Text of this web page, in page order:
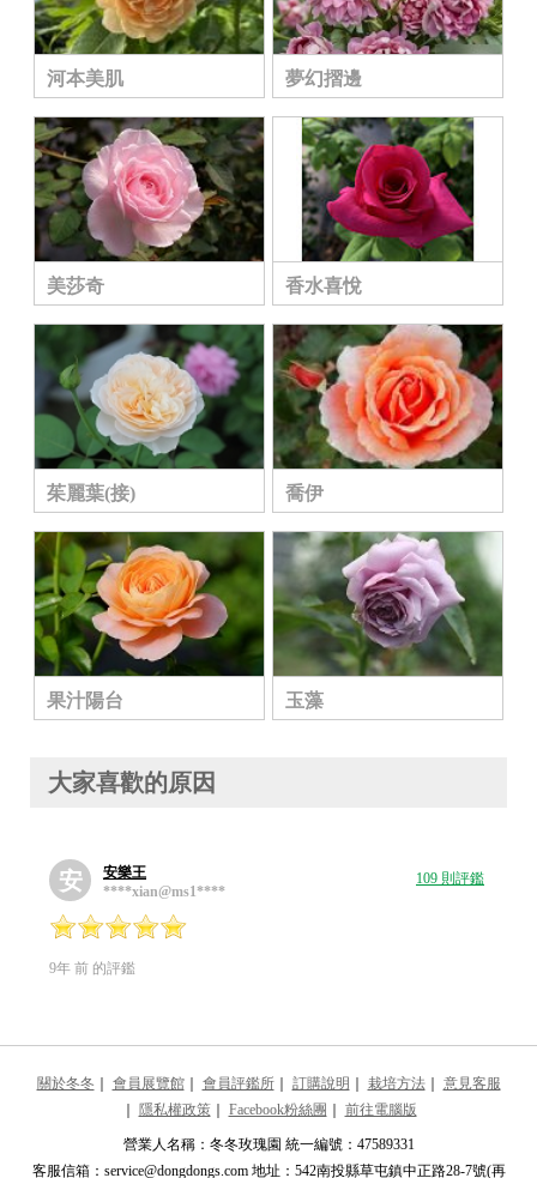
河本美肌 夢幻摺邊
美莎奇 香水喜悅
茱麗葉(接) 喬伊
果汁陽台 玉藻
大家喜歡的原因
安
安樂王
****xian@ms1****
109 則評鑑
9年 前 的評鑑
關於冬冬 ｜ 會員展覽館｜ 會員評鑑所｜ 訂購說明 ｜ 栽培方法｜ 意見客服
｜ 隱私權政策｜ Facebook粉絲團 ｜ 前往電腦版
營業人名稱：冬冬玫瑰園 統一編號：47589331
客服信箱：service@dongdongs.com 地址：542南投縣草屯鎮中正路28-7號(再